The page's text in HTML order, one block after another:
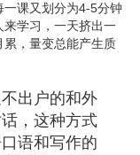
一课又划分为4-5分钟
学习，一天挤出一
，量变总能产生质
出户的和外
，这种方式
语和写作的